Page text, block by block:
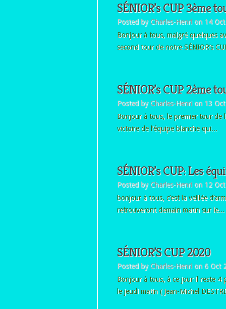
SÉNIOR’s CUP 3ème
Posted byCharles-Henrion 14
Bonjour à tous, malgré quelques
second tour de notre SÉNIOR’s
SÉNIOR’s CUP 2ème
Posted byCharles-Henrion 13
Bonjour à tous, le premier tour de
victoire de l’équipe blanche qui...
SÉNIOR’s CUP: Les
Posted byCharles-Henrion 12
bonjour à tous, c’est la veillée
retrouveront demain matin sur le...
SÉNIOR’S CUP 2020
Posted byCharles-Henrion 6 Oct
Bonjour à tous, à ce jour il reste 4
le jeudi matin ( Jean-Michel